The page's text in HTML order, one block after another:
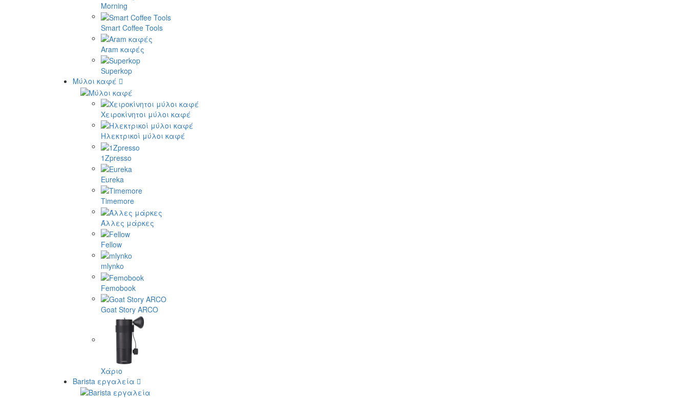
Morning
Smart Coffee Tools
Aram καφές
Superkop
Μύλοι καφέ
Χειροκίνητοι μύλοι καφέ
Ηλεκτρικοί μύλοι καφέ
1Zpresso
Eureka
Timemore
Άλλες μάρκες
Fellow
mlynko
Femobook
Goat Story ARCO
Χάριο
Barista εργαλεία